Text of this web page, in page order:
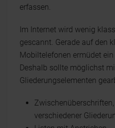
erfassen.
Im Internet wird wenig
gescannt. Gerade auf den
Mobiltelefonen ermüdet
Deshalb sollte möglichst
Gliederungselementen
verschiedener